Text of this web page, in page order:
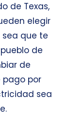
de Texas,
elegir
sea que te
de
de
pago por
sea